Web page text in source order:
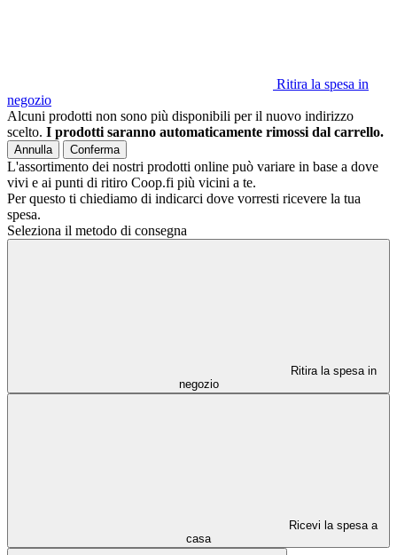
Ritira la spesa in
negozio
Alcuni prodotti non sono più disponibili per il nuovo indirizzo
scelto. I prodotti saranno automaticamente rimossi dal carrello.
Annulla Conferma
L'assortimento dei nostri prodotti online può variare in base a dove
vivi e ai punti di ritiro Coop.fi più vicini a te.
Per questo ti chiediamo di indicarci dove vorresti ricevere la tua
spesa.
Seleziona il metodo di consegna
Ritira la spesa in
negozio
Ricevi la spesa a
casa